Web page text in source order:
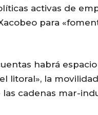
activas de
para
habrá
litoral», la
cadenas mar-